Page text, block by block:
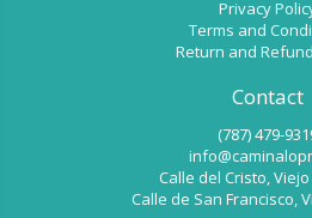
Privacy
Terms and
Return and
Contact
(787) 479-
Calle del Cristo, Viejo
Calle de San Francisco,